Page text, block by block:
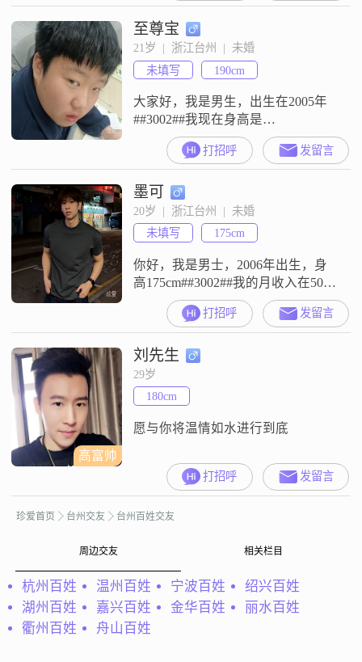
也是一个善解人意的人。平时我性
格开朗，平时也爱笑。我希望在这
里遇到合适的人。如果你觉得我们
合适，可以互相认识一下。我在这
里等待你的消息。如果你对我感兴
趣，可以主动和我打个招呼。我们
可以先从
至尊宝
21岁  |  浙江台州  |  未婚
未填写
190cm
大家好，我是男生，出生在2005年
##3002##我现在身高是
190cm##3002##我的月收入在50000
元以上##3002##我目前的工作地点
在台州##3002##我的学历是高中及
以下##3002##我这个人性格比较外
向，平时很健谈，喜欢和人交流沟
通##3002##我对自己该承担的事情
有很强的责任感，答应了的事就
打招呼 发留言
墨可
20岁  |  浙江台州  |  未婚
未填写
175cm
你好，我是男士，2006年出生，身
高175cm##3002##我的月收入在5001
到8000元之间，目前在台州工作
##3002##我的学历是大学本科
##3002##我的特征里，大家说我是
稳重可靠的人，我也确实在努力做
一个真诚可靠的人##3002##平时做
事我习惯考虑得周全一些，不急
躁，希望能给人踏实的感觉##3002#
打招呼 发留言
高富帅
刘先生
29岁
180cm
愿与你将温情如水进行到底
打招呼 发留言
珍爱首页 台州交友 台州百姓交友
周边交友 相关栏目
杭州百姓 温州百姓 宁波百姓
绍兴百姓
湖州百姓
嘉兴百姓 金华百姓
丽水百姓
衢州百姓
舟山百姓